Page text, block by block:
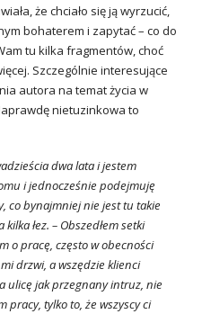
że chciało się ją wyrzucić,
bohaterem i zapytać – co do
tu kilka fragmentów, choć
Szczególnie interesujące
autora na temat życia w
nietuzinkowa to
dwa lata i jestem
i jednocześnie podejmuję
co bynajmniej nie jest tu takie
łez. – Obszedłem setki
o pracę, często w obecności
drzwi, a wszędzie klienci
ulicę jak przegnany intruz, nie
pracy, tylko to, że wszyscy ci